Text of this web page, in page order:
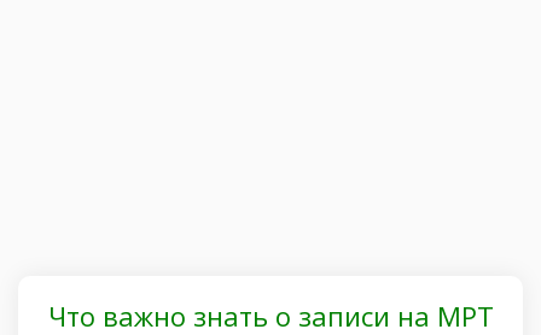
Что важно знать о записи на МРТ